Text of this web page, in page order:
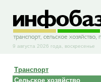
9 августа 2026 года, воскресенье
Транспорт
Сельское хозяйство